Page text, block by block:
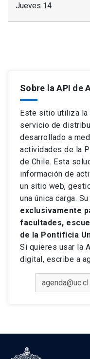
Jueves 14
Sobre la API de
Este sitio utiliza la
servicio de
desarrollado a
actividades de la
de Chile. Esta
información de
un sitio web,
una única carga.
exclusivamente
facultades,
de la Pontificia
Si quieres usar la
digital, escribe a